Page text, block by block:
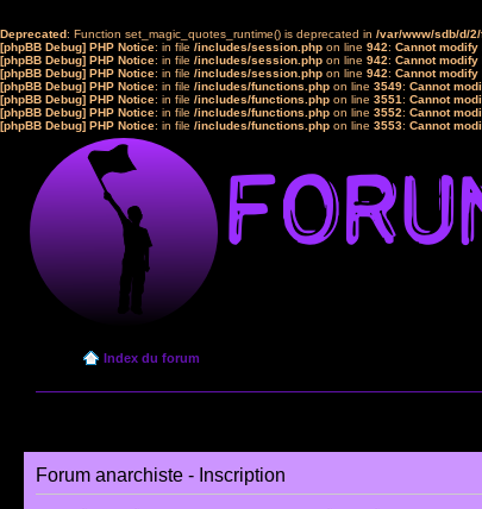
Deprecated: Function set_magic_quotes_runtime() is deprecated in /var/www/sdb/d/
[phpBB Debug] PHP Notice: in file /includes/session.php on line 942: Cannot
[phpBB Debug] PHP Notice: in file /includes/session.php on line 942: Cannot
[phpBB Debug] PHP Notice: in file /includes/session.php on line 942: Cannot
[phpBB Debug] PHP Notice: in file /includes/functions.php on line 3549: Cannot
[phpBB Debug] PHP Notice: in file /includes/functions.php on line 3551: Cannot
[phpBB Debug] PHP Notice: in file /includes/functions.php on line 3552: Cannot
[phpBB Debug] PHP Notice: in file /includes/functions.php on line 3553: Cannot
Index du forum
Forum anarchiste - Inscription